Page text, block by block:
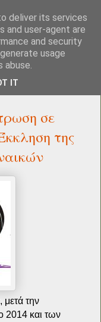
σε
της
μετά την
2014 και των
deliver its services
and user-agent are
and security
usage
abuse.
IT